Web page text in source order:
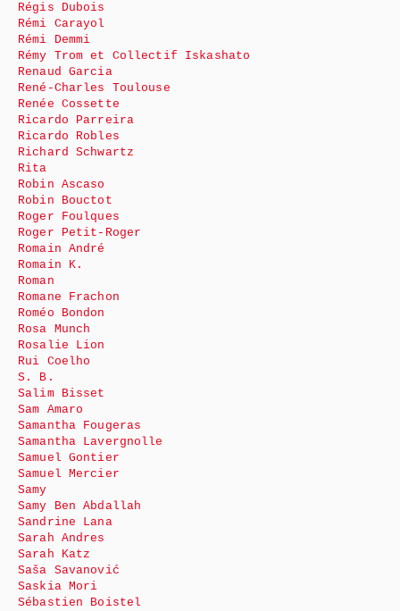
Régis Dubois
Rémi Carayol
Rémi Demmi
Rémy Trom et Collectif Iskashato
Renaud Garcia
René-Charles Toulouse
Renée Cossette
Ricardo Parreira
Ricardo Robles
Richard Schwartz
Rita
Robin Ascaso
Robin Bouctot
Roger Foulques
Roger Petit-Roger
Romain André
Romain K.
Roman
Romane Frachon
Roméo Bondon
Rosa Munch
Rosalie Lion
Rui Coelho
S. B.
Salim Bisset
Sam Amaro
Samantha Fougeras
Samantha Lavergnolle
Samuel Gontier
Samuel Mercier
Samy
Samy Ben Abdallah
Sandrine Lana
Sarah Andres
Sarah Katz
Saša Savanović
Saskia Mori
Sébastien Boistel